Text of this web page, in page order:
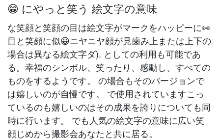
😁 にやっと笑う 絵文字の意味
な笑顔と笑顔の目は絵文字がマークをハッピーに👀
目と笑顔に似😀ニヤニヤ顔が見歯み上または上下の
場合は異なる絵文字ダ). としての利用も可能であ
る。幸福のシンボル、笑ったり、感動し、すべての
ものをするようです。 の場合もそのバージョンで
は嬉しいのが自慢です。 で使用されていますこっ
ているのも嬉しいのはその成果を誇りについても同
時に行います。 でも人気の絵文字の意味に広い笑
顔じめから撮影会あなたと共に居る。